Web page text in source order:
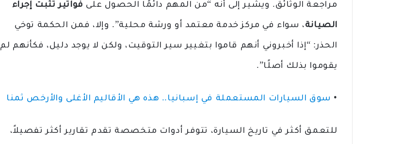
مراجعة الوثائق. ويشير إلى أنه “من المهم دائمًا الحصول على فواتير تثبت إجراء
الصيانة، سواء في مركز خدمة معتمد أو ورشة محلية”. وإلا، فمن الحكمة توخي
الحذر: “إذا أخبروني أنهم قاموا بتغيير سير التوقيت، ولكن لا يوجد دليل، فكأنهم لم
يقوموا بذلك أصلًا”.
• سوق السيارات المستعملة في إسبانيا.. هذه هي الأقاليم الأغلى والأرخص ثمنا
للتعمق أكثر في تاريخ السيارة، تتوفر أدوات متخصصة تقدم تقارير أكثر تفصيلاً،